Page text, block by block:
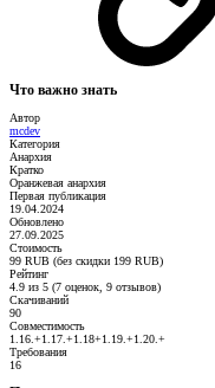
Что важно знать
Автор
mcdev
Категория
Анархия
Кратко
Оранжевая анархия
Первая публикация
19.04.2024
Обновлено
27.09.2025
Стоимость
99 RUB (без скидки 199 RUB)
Рейтинг
4.9 из 5 (7 оценок, 9 отзывов)
Скачиваний
90
Совместимость
1.16.+1.17.+1.18+1.19.+1.20.+
Требования
16